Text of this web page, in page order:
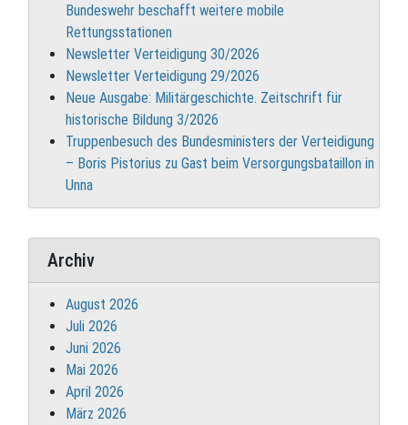
Bundeswehr beschafft weitere mobile
Rettungsstationen
Newsletter Verteidigung 30/2026
Newsletter Verteidigung 29/2026
Neue Ausgabe: Militärgeschichte. Zeitschrift für
historische Bildung 3/2026
Truppenbesuch des Bundesministers der Verteidigung
– Boris Pistorius zu Gast beim Versorgungsbataillon in
Unna
Archiv
August 2026
Juli 2026
Juni 2026
Mai 2026
April 2026
März 2026